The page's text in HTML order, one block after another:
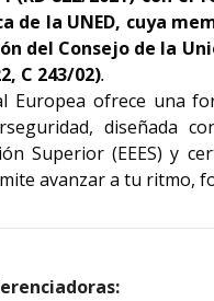
de la UNED, cuya
del Consejo de la
C 243/02).
Europea ofrece una
diseñada
Superior (EEES) y
avanzar a tu ritmo,